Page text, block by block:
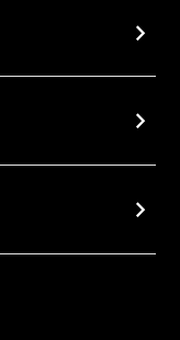
chevron_right
chevron_right
chevron_right